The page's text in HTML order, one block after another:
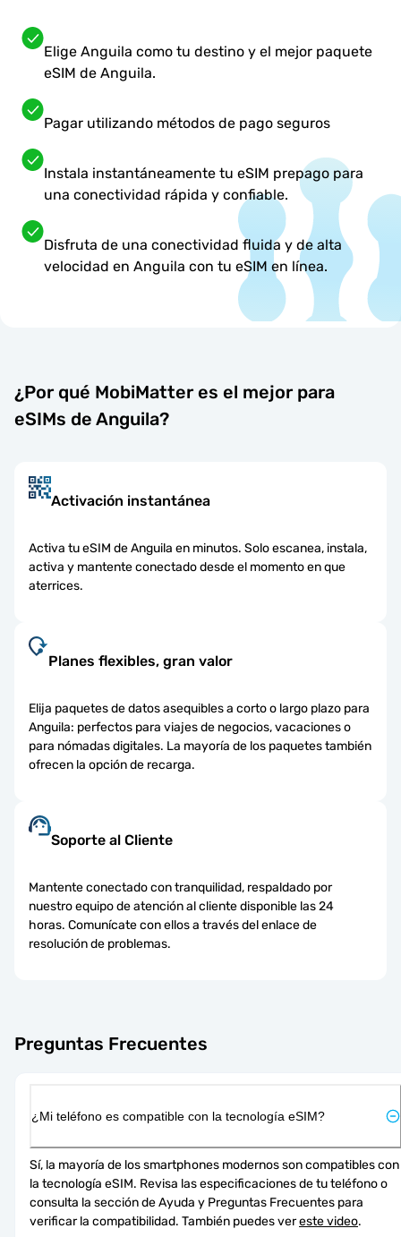
Elige Anguila como tu destino y el mejor paquete
eSIM de Anguila.
Pagar utilizando métodos de pago seguros
Instala instantáneamente tu eSIM prepago para
una conectividad rápida y confiable.
Disfruta de una conectividad fluida y de alta
velocidad en Anguila con tu eSIM en línea.
¿Por qué MobiMatter es el mejor para
eSIMs de Anguila?
Activación instantánea
Activa tu eSIM de Anguila en minutos. Solo escanea, instala,
activa y mantente conectado desde el momento en que
aterrices.
Planes flexibles, gran valor
Elija paquetes de datos asequibles a corto o largo plazo para
Anguila: perfectos para viajes de negocios, vacaciones o
para nómadas digitales. La mayoría de los paquetes también
ofrecen la opción de recarga.
Soporte al Cliente
Mantente conectado con tranquilidad, respaldado por
nuestro equipo de atención al cliente disponible las 24
horas. Comunícate con ellos a través del enlace de
resolución de problemas.
Preguntas Frecuentes
¿Mi teléfono es compatible con la tecnología eSIM?
Sí, la mayoría de los smartphones modernos son compatibles con
la tecnología eSIM. Revisa las especificaciones de tu teléfono o
consulta la sección de Ayuda y Preguntas Frecuentes para
verificar la compatibilidad. También puedes ver este video.